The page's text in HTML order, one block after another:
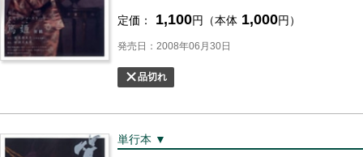
定価： 1,100円（本体 1,000円）
発売日：2008年06月30日
品切れ
単行本 ▼